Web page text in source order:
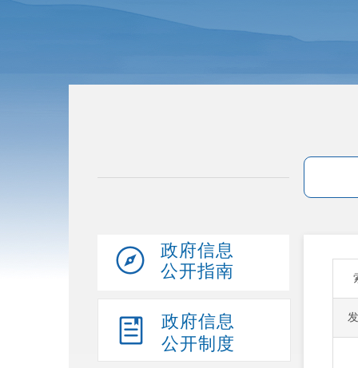
政府信息
公开指南
政府信息
公开制度